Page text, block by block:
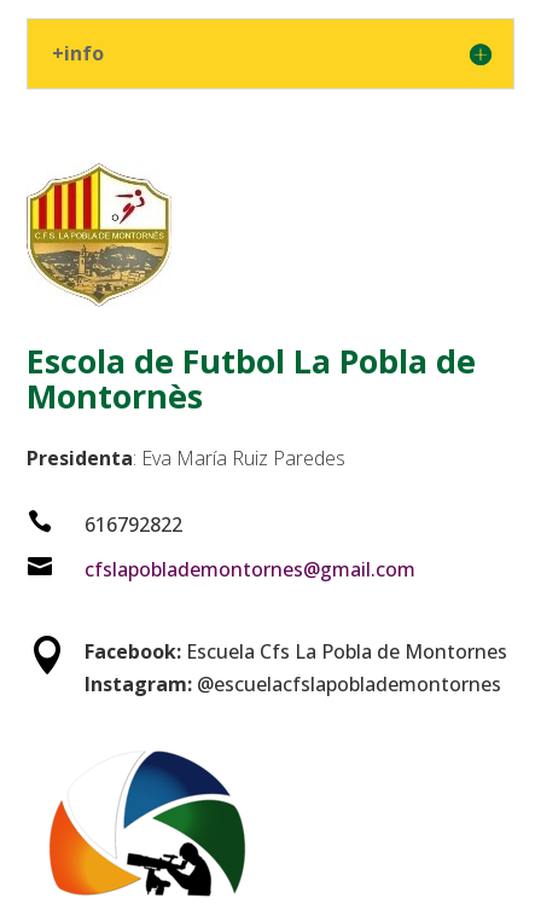
+info
Escola de Futbol La Pobla de
Montornès
Presidenta: Eva María Ruiz Paredes
 616792822
 cfslapoblademontornes@gmail.com
 Facebook: Escuela Cfs La Pobla de Montornes
Instagram: @escuelacfslapoblademontornes